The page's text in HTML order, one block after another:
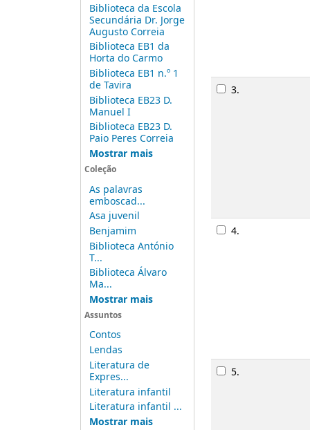
Biblioteca da Escola
Secundária Dr. Jorge
Augusto Correia
Biblioteca EB1 da
Horta do Carmo
Biblioteca EB1 n.º 1
de Tavira
Biblioteca EB23 D.
Manuel I
Biblioteca EB23 D.
Paio Peres Correia
Mostrar mais
Coleção
As palavras
emboscad...
Asa juvenil
Benjamim
Biblioteca António
T...
Biblioteca Álvaro
Ma...
Mostrar mais
Assuntos
Contos
Lendas
Literatura de
Expres...
Literatura infantil
Literatura infantil ...
Mostrar mais
3.
4.
5.